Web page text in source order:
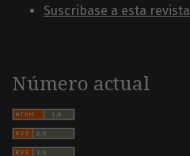
Suscribase a esta revista
Número actual